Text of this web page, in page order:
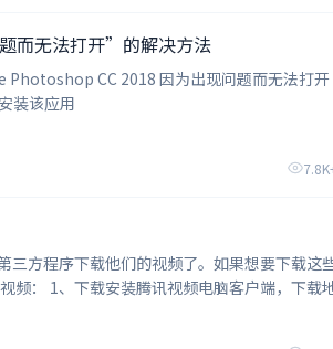
而无法打开”的解决方法
CC 2018 因为出现问题而无法打开 请与开
装该应用
方程序下载他们的视频了。如果想要下载这